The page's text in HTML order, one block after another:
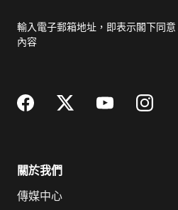
郵
輸入電子郵箱地址，即表示閣下同意
內容
關於我們
傳媒中心